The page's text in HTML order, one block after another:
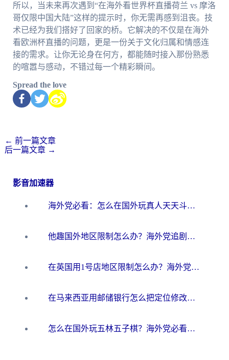
所以，当未来再次遇到“在海外看世界杯直播荷兰 vs 摩洛
哥仅限中国大陆”这样的提示时，你无需再感到沮丧。技
术已经为我们搭好了回家的桥。它解决的不仅是在海外
看欧洲杯直播的问题，更是一份关于文化归属和情感连
接的需求。让你无论身在何方，都能随时接入那份熟悉
的喧嚣与感动，不错过每一个精彩瞬间。
Spread the love
← 前一篇文章
后一篇文章 →
影音加速器
海外党必看：怎么在国外玩真人天天斗地主？附证券开户、音乐定位修改全攻略
他趣国外地区限制怎么办？海外党追剧听歌看直播的一站式解决方案
在英国用1号店地区限制怎么办？海外党必看的回国加速全攻略
在马来西亚用邮储银行怎么把定位修改到中国国内？3个海外生活痛点一次解决
怎么在国外玩五林五子棋？海外党必看的回国加速全攻略（附优酷荔枝FM解决方法）